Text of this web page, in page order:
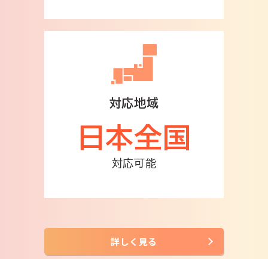
対応地域
日本全国
対応可能
詳しく見る